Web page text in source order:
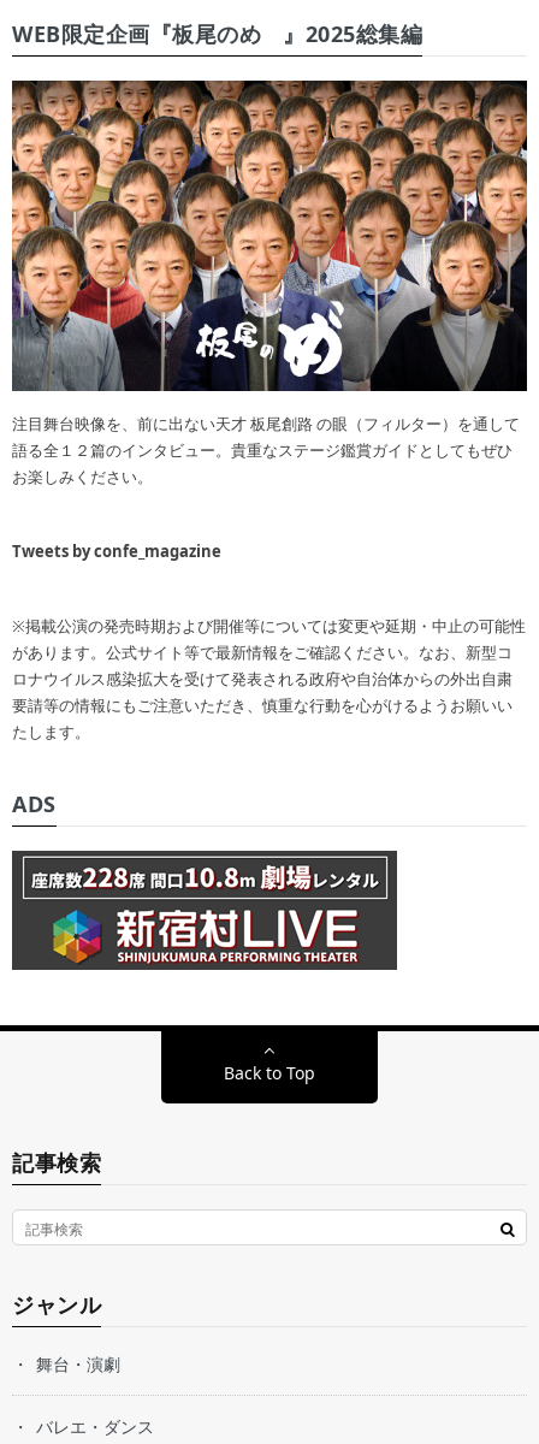
WEB限定企画『板尾のめ゙』2025総集編
注目舞台映像を、前に出ない天才 板尾創路 の眼（フィルター）を通して
語る全１２篇のインタビュー。貴重なステージ鑑賞ガイドとしてもぜひ
お楽しみください。
Tweets by confe_magazine
※掲載公演の発売時期および開催等については変更や延期・中止の可能性
があります。公式サイト等で最新情報をご確認ください。なお、新型コ
ロナウイルス感染拡大を受けて発表される政府や自治体からの外出自粛
要請等の情報にもご注意いただき、慎重な行動を心がけるようお願いい
たします。
ADS
Back to Top
記事検索
ジャンル
舞台・演劇
バレエ・ダンス